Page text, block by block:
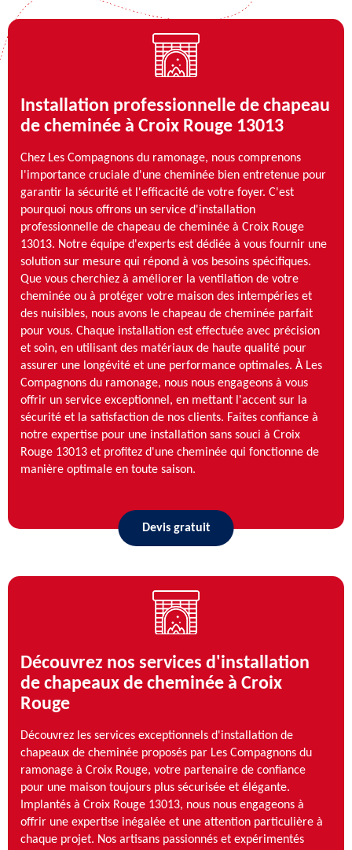
Installation professionnelle de chapeau
de cheminée à Croix Rouge 13013
Chez Les Compagnons du ramonage, nous comprenons
l'importance cruciale d'une cheminée bien entretenue pour
garantir la sécurité et l'efficacité de votre foyer. C'est
pourquoi nous offrons un service d'installation
professionnelle de chapeau de cheminée à Croix Rouge
13013. Notre équipe d'experts est dédiée à vous fournir une
solution sur mesure qui répond à vos besoins spécifiques.
Que vous cherchiez à améliorer la ventilation de votre
cheminée ou à protéger votre maison des intempéries et
des nuisibles, nous avons le chapeau de cheminée parfait
pour vous. Chaque installation est effectuée avec précision
et soin, en utilisant des matériaux de haute qualité pour
assurer une longévité et une performance optimales. À Les
Compagnons du ramonage, nous nous engageons à vous
offrir un service exceptionnel, en mettant l'accent sur la
sécurité et la satisfaction de nos clients. Faites confiance à
notre expertise pour une installation sans souci à Croix
Rouge 13013 et profitez d'une cheminée qui fonctionne de
manière optimale en toute saison.
Devis gratuit
Découvrez nos services d'installation
de chapeaux de cheminée à Croix
Rouge
Découvrez les services exceptionnels d'installation de
chapeaux de cheminée proposés par Les Compagnons du
ramonage à Croix Rouge, votre partenaire de confiance
pour une maison toujours plus sécurisée et élégante.
Implantés à Croix Rouge 13013, nous nous engageons à
offrir une expertise inégalée et une attention particulière à
chaque projet. Nos artisans passionnés et expérimentés